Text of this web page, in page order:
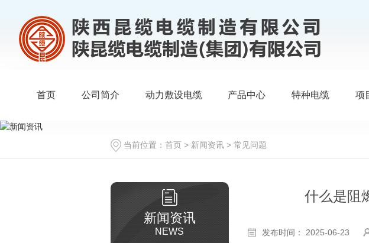
首页 公司简介 动力敷设电缆 产品中心 特种电缆 项
当前位置： 首页 > 新闻资讯 > 常见问题
新闻资讯
NEWS
什么是阻
发布时间： 2025-06-23